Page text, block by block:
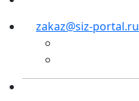
zakaz@siz-portal.ru